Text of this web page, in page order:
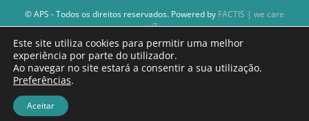
© APS - Todos os direitos reservados. Powered by FACTIS | we care
iT
A Direção da APS reserva-se o direito de não publicar conteúdos que
violem as leis nacionais.
Os textos assinados e as imagens depositadas são da inteira
Este site utiliza cookies para permitir uma melhor
experiência por parte do utilizador.
Ao navegar no site estará a consentir a sua utilização.
Preferências.
Aceitar